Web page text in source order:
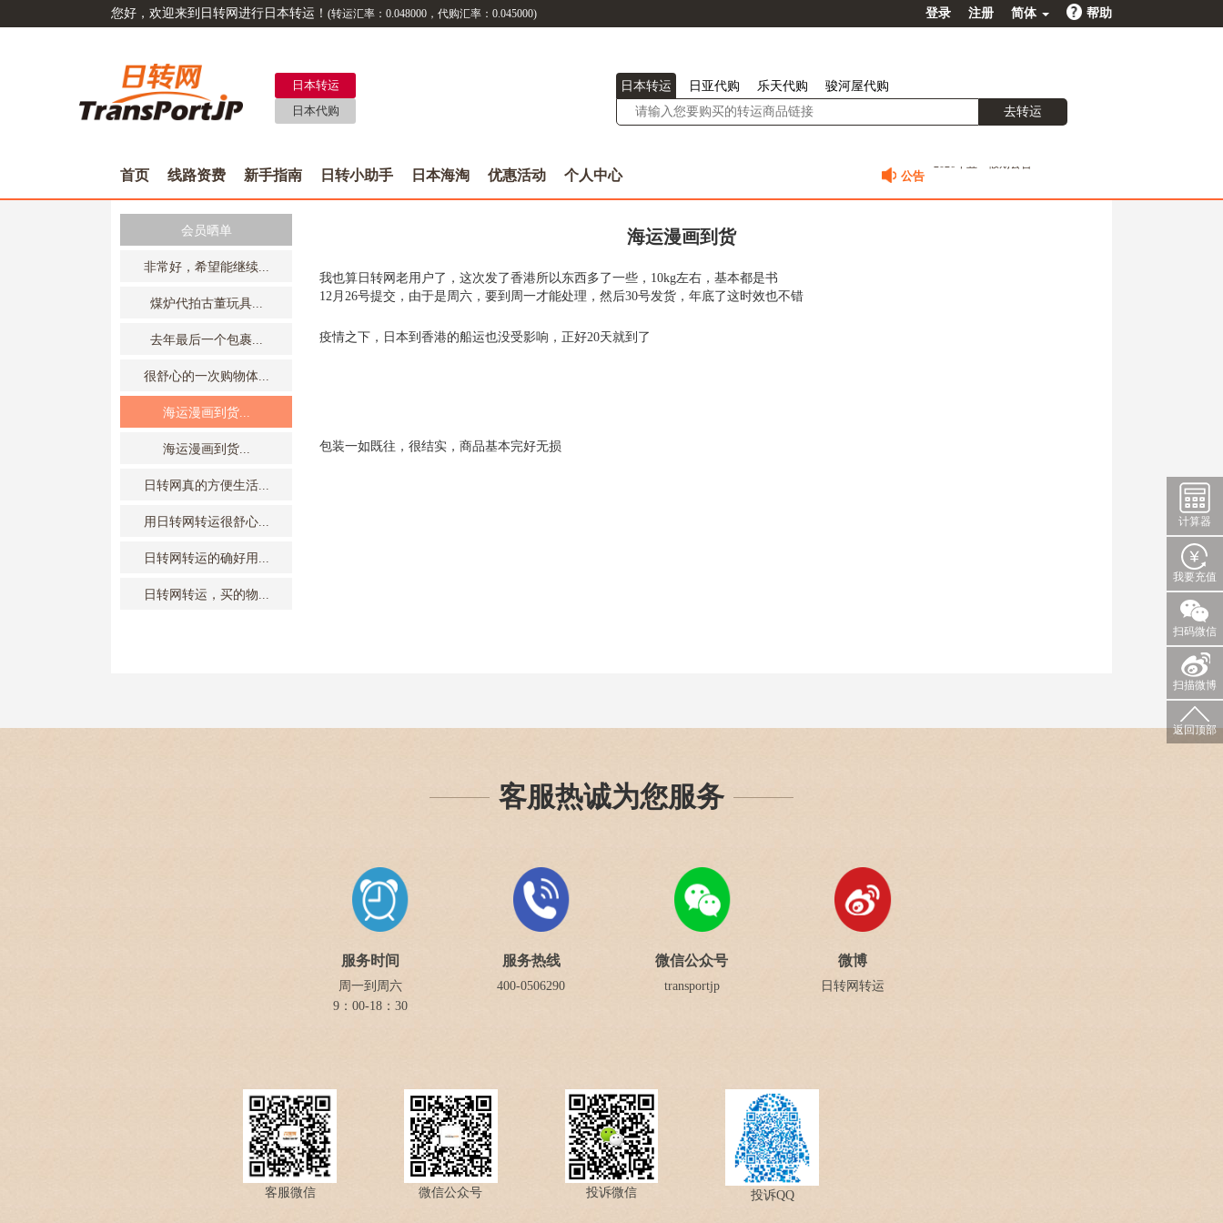
您好，欢迎来到日转网进行日本转运！ (转运汇率： 0.048000 ，代购汇率： 0.045000) 登录 注册 简体 帮助
日本转运
日本代购
日本转运 日亚代购 乐天代购 骏河屋代购
去转运
首页 线路资费 新手指南 日转小助手 日本海淘 优惠活动 个人中心 公告
2026年元旦及日本新年放假通知
会员晒单
非常好，希望能继续...
煤炉代拍古董玩具...
去年最后一个包裹...
很舒心的一次购物体...
海运漫画到货...
海运漫画到货...
日转网真的方便生活...
用日转网转运很舒心...
日转网转运的确好用...
日转网转运，买的物...
海运漫画到货
我也算日转网老用户了，这次发了香港所以东西多了一些，10kg左右，基本都是书
12月26号提交，由于是周六，要到周一才能处理，然后30号发货，年底了这时效也不错
疫情之下，日本到香港的船运也没受影响，正好20天就到了
包装一如既往，很结实，商品基本完好无损
计算器
我要充值
扫码微信
扫描微博
返回顶部
客服热诚为您服务
服务时间
周一到周六
9：00-18：30
服务热线
400-0506290
微信公众号
transportjp
微博
日转网转运
客服微信 微信公众号 投诉微信 投诉QQ